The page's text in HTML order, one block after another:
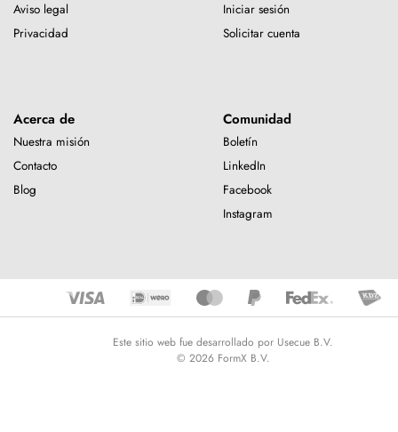
Aviso legal
Privacidad
Iniciar sesión
Solicitar cuenta
Acerca de
Nuestra misión
Contacto
Blog
Comunidad
Boletín
LinkedIn
Facebook
Instagram
Este sitio web fue desarrollado por Usecue B.V.
© 2026 FormX B.V.